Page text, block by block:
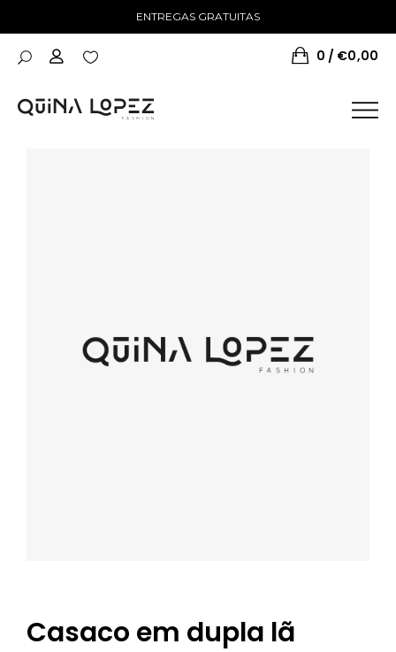
ENTREGAS GRATUITAS
0 €0,00
Casaco em dupla lã